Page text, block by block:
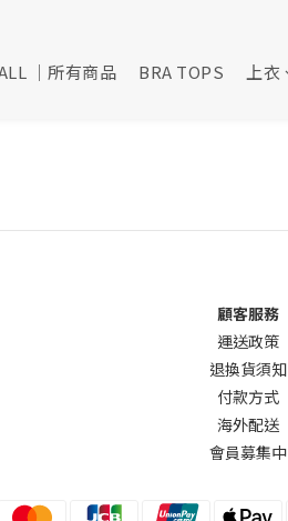
｜所有商品 BRA TOPS 上衣
顧客服務
運送政策
退換貨須知
付款方式
海外配送
會員募集中